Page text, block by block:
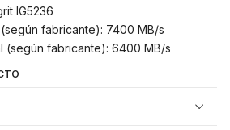
IG5236
fabricante): 7400 MB/s
(según fabricante): 6400 MB/s